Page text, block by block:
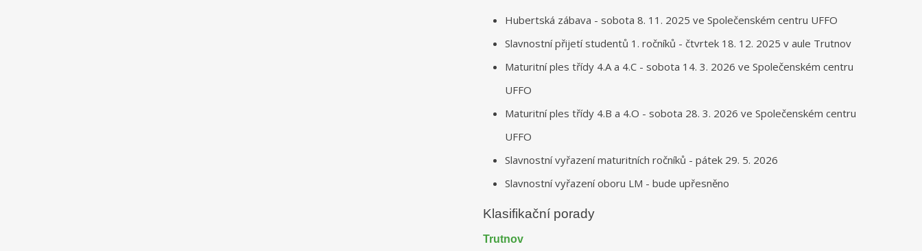
Hubertská zábava - sobota 8. 11. 2025 ve Společenském centru UFFO
Slavnostní přijetí studentů 1. ročníků - čtvrtek 18. 12. 2025 v aule Trutnov
Maturitní ples třídy 4.A a 4.C - sobota 14. 3. 2026 ve Společenském centru
UFFO
Maturitní ples třídy 4.B a 4.O - sobota 28. 3. 2026 ve Společenském centru
UFFO
Slavnostní vyřazení maturitních ročníků - pátek 29. 5. 2026
Slavnostní vyřazení oboru LM - bude upřesněno
Klasifikační porady
Trutnov